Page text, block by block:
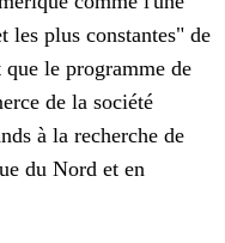
les plus constantes" de
que le programme de
de la société
à la recherche de
du Nord et en